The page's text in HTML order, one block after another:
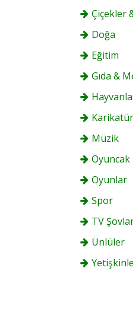
Çiçekler
Doğa
Eğitim
Gıda &
Müzik
Oyunlar
Spor
TV
Ünlüler